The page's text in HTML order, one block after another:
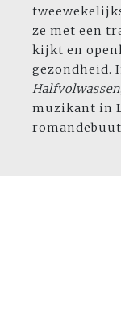
ze met een
kijkt en
gezondheid.
Halfvolwassen
muzikant in
romandebuut